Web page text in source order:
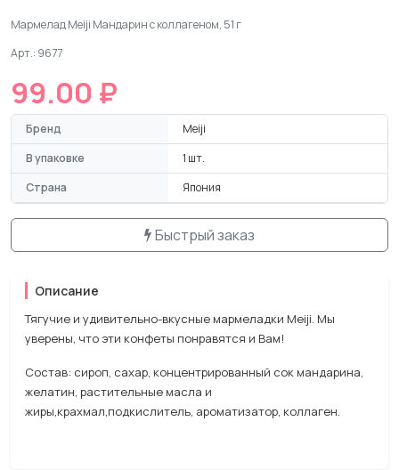
Мармелад Meiji Мандарин с коллагеном, 51 г
Арт.: 9677
99.00 ₽
Бренд
Meiji
В упаковке
1 шт.
Страна
Япония
Быстрый заказ
Описание
Тягучие и удивительно-вкусные мармеладки Meiji. Мы
уверены, что эти конфеты понравятся и Вам!
Состав: сироп, сахар, концентрированный сок мандарина,
желатин, растительные масла и
жиры,крахмал,подкислитель, ароматизатор, коллаген.